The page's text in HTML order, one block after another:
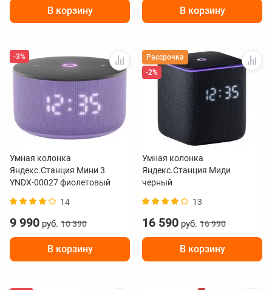
В корзину В корзину
-3%
Умная колонка
Яндекс.Станция Мини 3
YNDX-00027 фиолетовый
14
9 990 руб. 10 390
В корзину
Рассрочка
-2%
Умная колонка
Яндекс.Станция Миди
черный
13
16 590 руб. 16 990
В корзину